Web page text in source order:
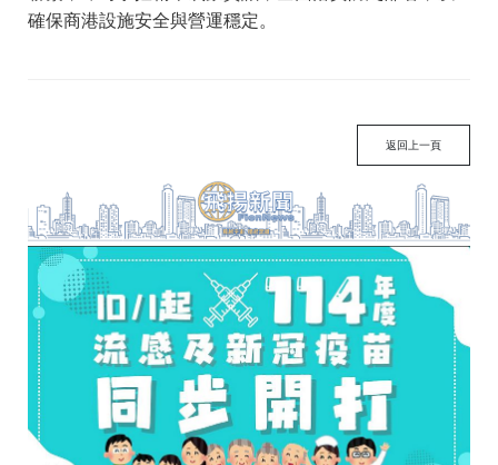
確保商港設施安全與營運穩定。
返回上一頁